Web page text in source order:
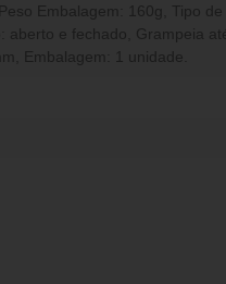
Embalagem: 160g, Tipo
aberto e fechado, Grampeia
Embalagem: 1 unidade.